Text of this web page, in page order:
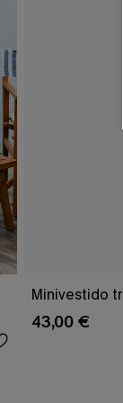
Minivestido
43,00 €